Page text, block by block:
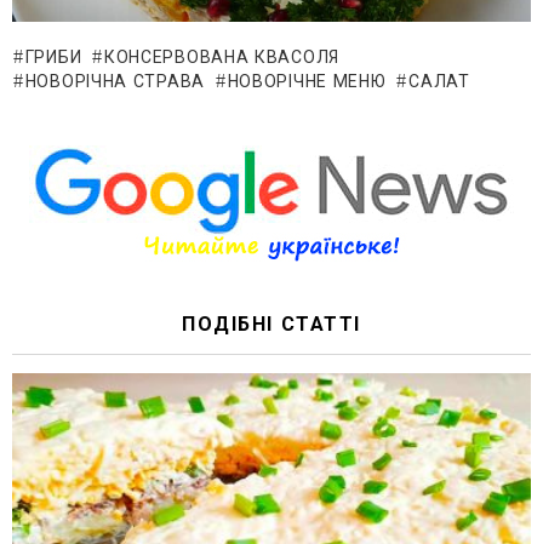
ГРИБИ
КОНСЕРВОВАНА КВАСОЛЯ
НОВОРІЧНА СТРАВА
НОВОРІЧНЕ МЕНЮ САЛАТ
ПОДІБНІ СТАТТІ